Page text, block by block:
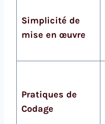
Simplicité de
mise en œuvre
Pratiques de
Codage